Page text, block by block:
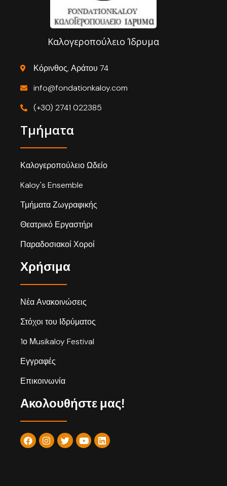
Καλογεροπούλειο Ίδρυμα
Κόρινθος, Αράτου 74
info@fondationkaloy.com
(+30) 2741 022385
Τμήματα
Καλογεροπούλειο Ωδείο
Kaloy's Ensemble
Τμήματα Ζωγραφικής
Θεατρικό Εργαστήρι
Παραδοσιακοί Χοροί
Χρήσιμα
Νέα Ανακοινώσεις
Στόχοι του Ιδρύματος
1ο Μusikaloy Festival
Εγγραφές
Επικοινωνία
Ακολουθήστε μας!